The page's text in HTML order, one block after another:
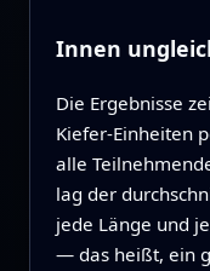
Innen
Die Ergebnisse
Kiefer‑Einheiten
alle
lag der
jede Länge und
— das heißt, ein